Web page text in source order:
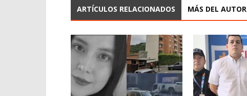
ARTÍCULOS RELACIONADOS MÁS DEL AUTOR